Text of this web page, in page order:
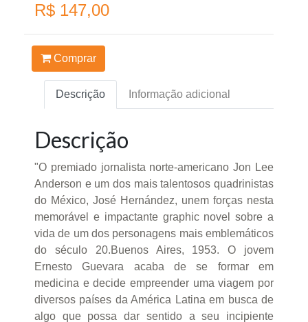
R$ 147,00
Comprar
Descrição Informação adicional
Descrição
"O premiado jornalista norte-americano Jon Lee
Anderson e um dos mais talentosos quadrinistas
do México, José Hernández, unem forças nesta
memorável e impactante graphic novel sobre a
vida de um dos personagens mais emblemáticos
do século 20.Buenos Aires, 1953. O jovem
Ernesto Guevara acaba de se formar em
medicina e decide empreender uma viagem por
diversos países da América Latina em busca de
algo que possa dar sentido a seu incipiente